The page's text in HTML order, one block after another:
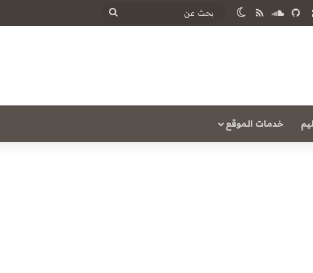
‏DeviantArt ساوند كلاود
ملخص الموقع RSS
الوضع المظلم
بحث
خدمات الموقع